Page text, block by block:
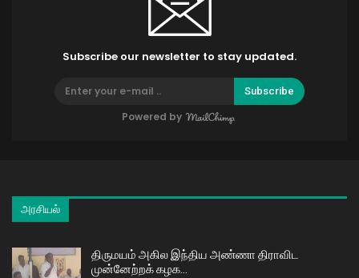
Subscribe our newsletter to stay updated.
Subscribe
Powered by
அரசியல்
திருமயம் அகில இந்திய அண்ணா திராவிட
முன்னேற்றக் கழக…